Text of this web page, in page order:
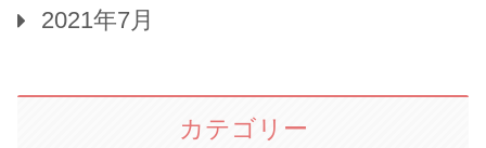
2021年7月
カテゴリー